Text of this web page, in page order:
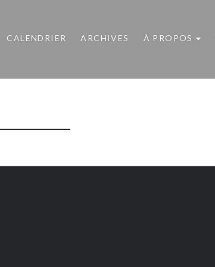
CALENDRIER ARCHIVES À PROPOS